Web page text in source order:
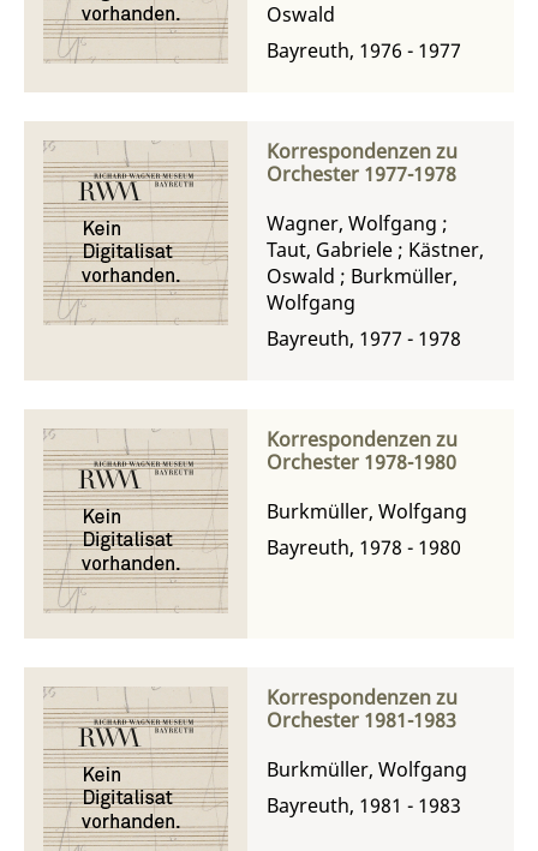
Oswald
Bayreuth, 1976 - 1977
Korrespondenzen zu
Orchester 1977-1978
Wagner, Wolfgang ;
Taut, Gabriele ; Kästner,
Oswald ; Burkmüller,
Wolfgang
Bayreuth, 1977 - 1978
Korrespondenzen zu
Orchester 1978-1980
Burkmüller, Wolfgang
Bayreuth, 1978 - 1980
Korrespondenzen zu
Orchester 1981-1983
Burkmüller, Wolfgang
Bayreuth, 1981 - 1983